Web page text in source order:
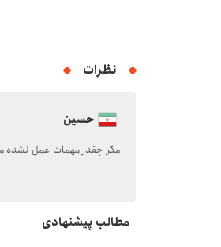
نظرات
حسین
مگر چقدر مهمات عمل نشده
مطالب پیشنهادی